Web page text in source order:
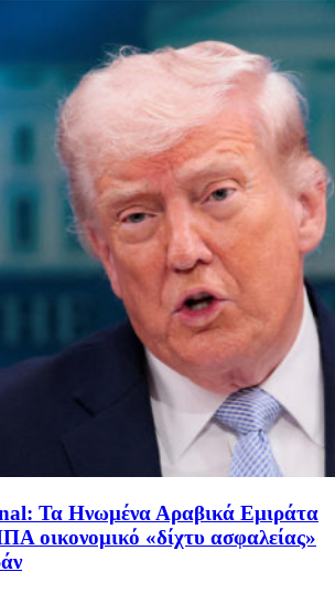
Τα Ηνωμένα Αραβικά Εμιράτα
οικονομικό «δίχτυ ασφαλείας»